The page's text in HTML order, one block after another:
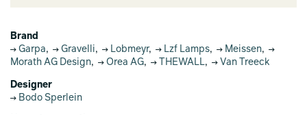
Brand
Garpa, Gravelli, Lobmeyr, Lzf Lamps, Meissen,
Morath AG Design​, Orea AG, THEWALL, Van Treeck
Designer
Bodo Sperlein